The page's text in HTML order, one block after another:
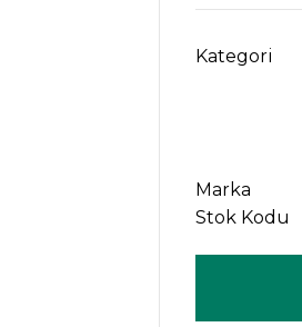
Kategori
Marka
Stok Kodu